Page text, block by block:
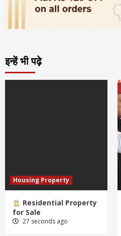
इन्हें भी पढ़े
Housing Property
Residential Property
for Sale
27 seconds ago